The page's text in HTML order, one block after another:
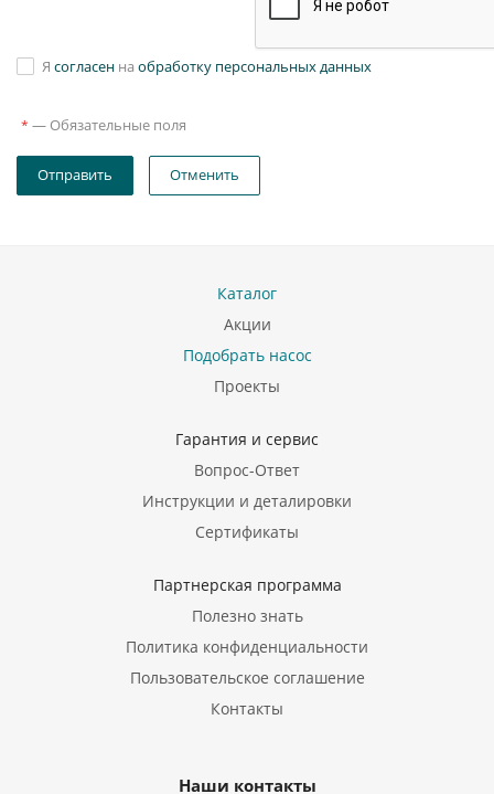
Я согласен на обработку персональных данных
* — Обязательные поля
Отправить Отменить
Каталог
Акции
Подобрать насос
Проекты
Гарантия и сервис
Вопрос-Ответ
Инструкции и деталировки
Сертификаты
Партнерская программа
Полезно знать
Политика конфиденциальности
Пользовательское соглашение
Контакты
Наши контакты